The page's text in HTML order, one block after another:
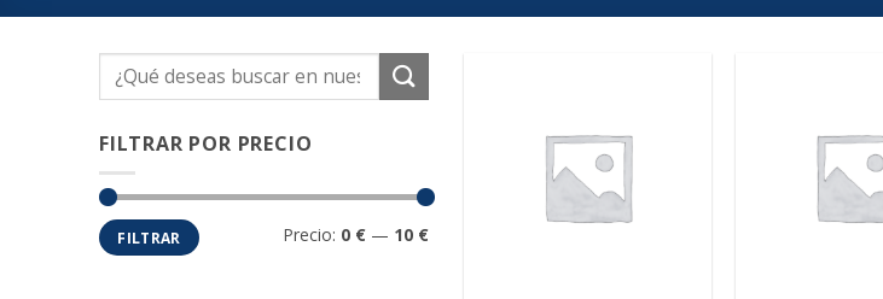
Buscar
por:
FILTRAR POR PRECIO
Precio
mínimo
Precio
máximo
FILTRAR Precio: 0 €— 10 €